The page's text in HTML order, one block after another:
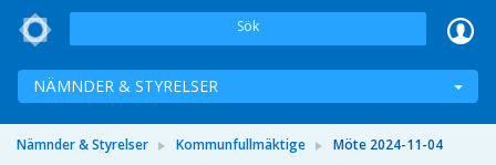
Sök
NÄMNDER & STYRELSER
Nämnder & Styrelser Kommunfullmäktige Möte 2024-11-04